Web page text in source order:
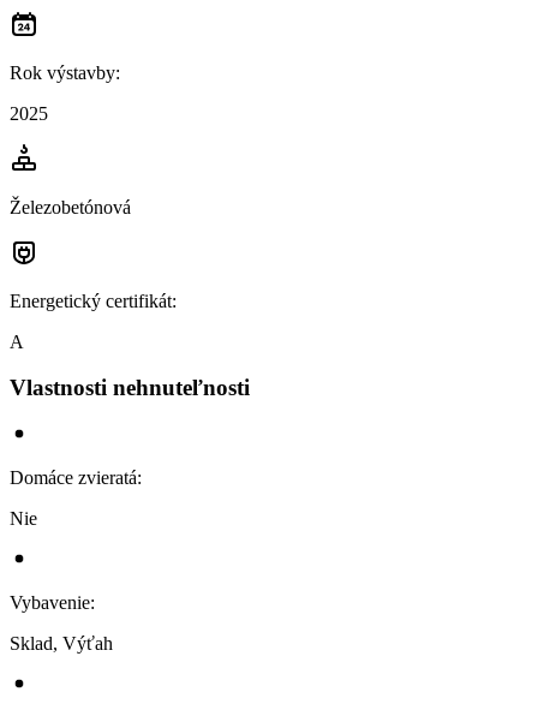
Rok výstavby:
2025
Železobetónová
Energetický certifikát:
A
Vlastnosti nehnuteľnosti
Domáce zvieratá:
Nie
Vybavenie:
Sklad, Výťah